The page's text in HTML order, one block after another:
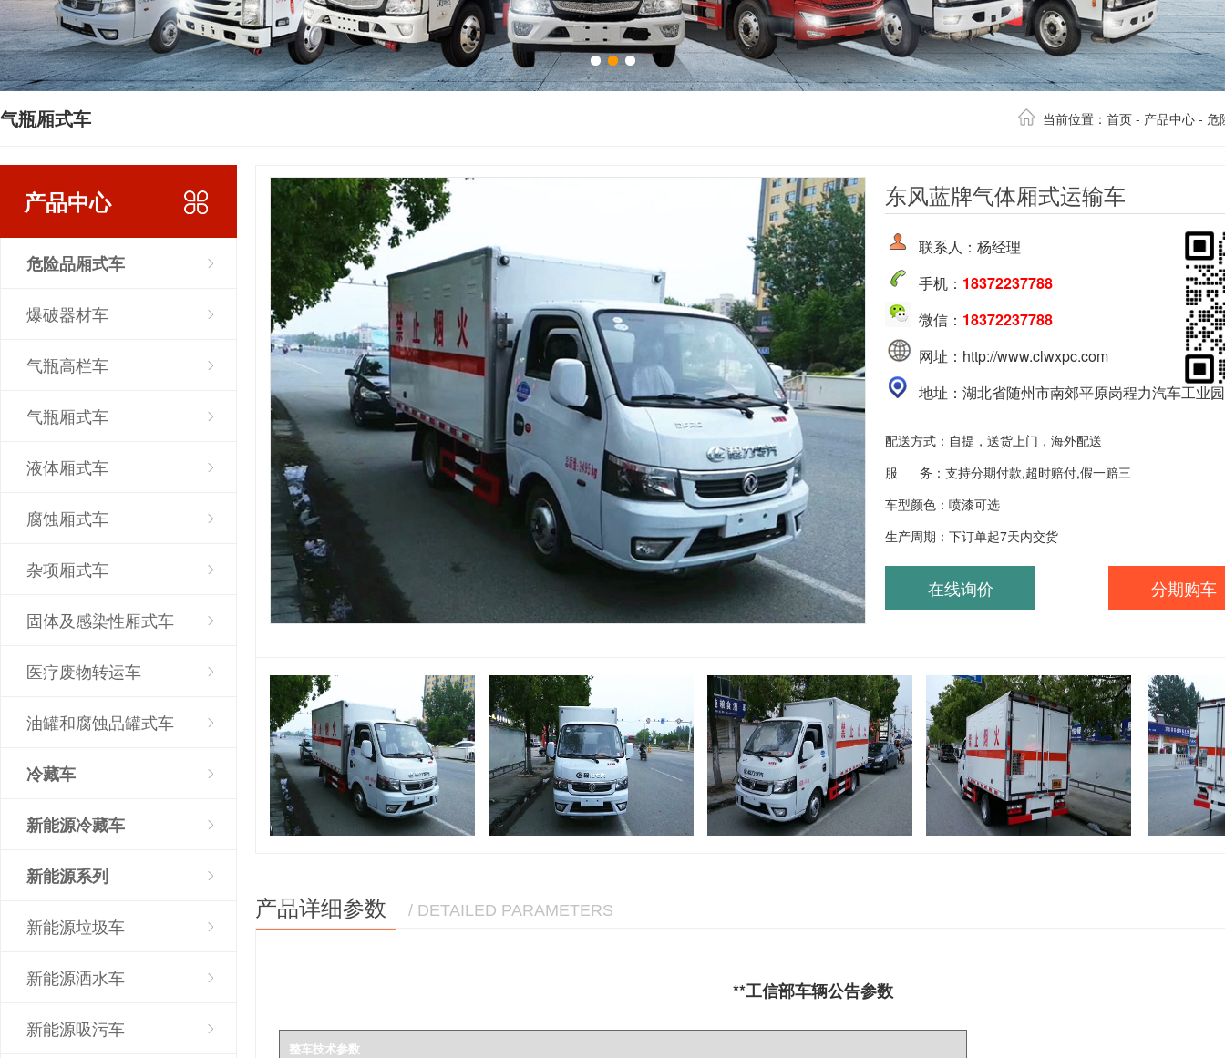
气瓶厢式车 当前位置： 首页 - 产品中心 - 危
产品中心
危险品厢式车
爆破器材车
气瓶高栏车
气瓶厢式车
液体厢式车
腐蚀厢式车
杂项厢式车
固体及感染性厢式车
医疗废物转运车
油罐和腐蚀品罐式车
冷藏车
新能源冷藏车
新能源系列
新能源垃圾车
新能源洒水车
新能源吸污车
东风蓝牌气体厢式运输车
联系人：杨经理
手机： 18372237788
微信： 18372237788
网址：http://www.clwxpc.com
地址：湖北省随州市南郊平原岗程力汽车工业园
配送方式：自提，送货上门，海外配送
服 务：支持分期付款,超时赔付,假一赔三
车型颜色：喷漆可选
生产周期：下订单起7天内交货
在线询价 分期购车
产品详细参数 / DETAILED PARAMETERS
**工信部车辆公告参数
整车技术参数